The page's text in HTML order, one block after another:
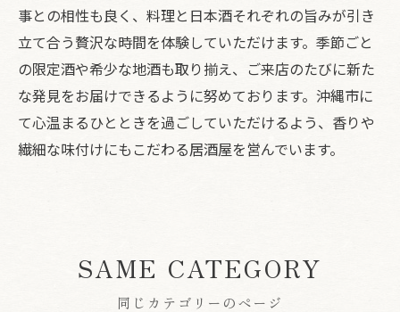
事との相性も良く、料理と日本酒それぞれの旨みが引き
立て合う贅沢な時間を体験していただけます。季節ごと
の限定酒や希少な地酒も取り揃え、ご来店のたびに新た
な発見をお届けできるように努めております。沖縄市に
て心温まるひとときを過ごしていただけるよう、香りや
繊細な味付けにもこだわる居酒屋を営んでいます。
同じカテゴリーのページ
SAME CATEGORY